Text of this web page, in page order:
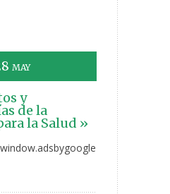
MAY
y
de la
la Salud »